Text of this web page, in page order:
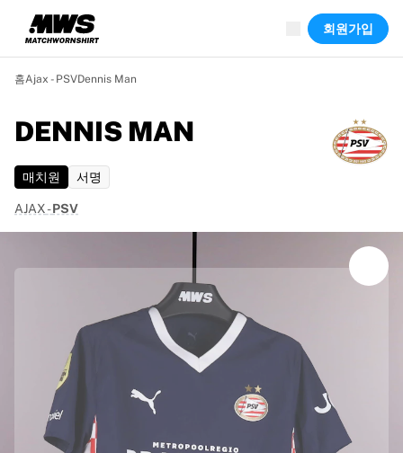
하이라이트
월드 챔피언십 경매
레전드 컬렉션
투르 드 프랑스
경매
곧 종료
숨은 보석
상품
데뷔 유니폼
액자에 담긴 유니폼
하이라이트
월드 챔피언십 경매
회원가입
홈Ajax - PSVDennis Man
DENNIS MAN
매치원 서명
AJAX-PSV